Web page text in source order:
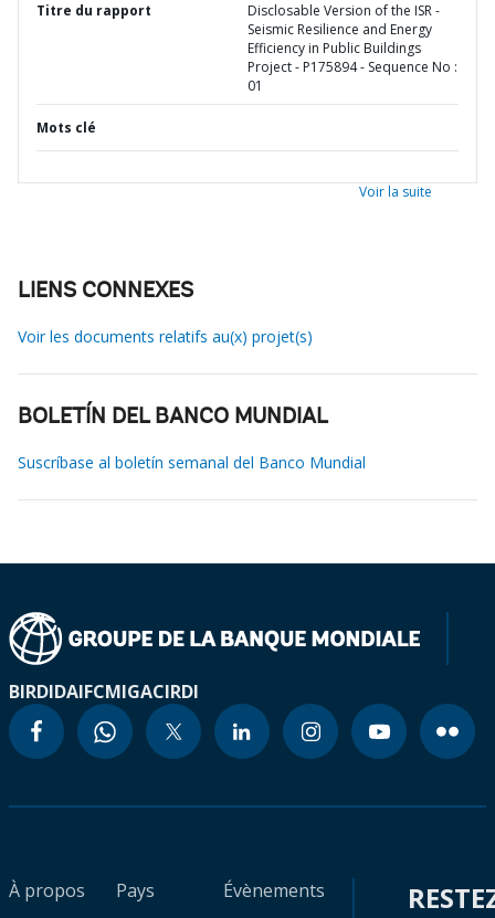
Titre du rapport
Disclosable Version of the ISR -
Seismic Resilience and Energy
Efficiency in Public Buildings
Project - P175894 - Sequence No :
01
Mots clé
Voir la suite
LIENS CONNEXES
Voir les documents relatifs au(x) projet(s)
BOLETÍN DEL BANCO MUNDIAL
Suscríbase al boletín semanal del Banco Mundial
BIRDIDAIFCMIGACIRDI
À propos
Pays
Évènements